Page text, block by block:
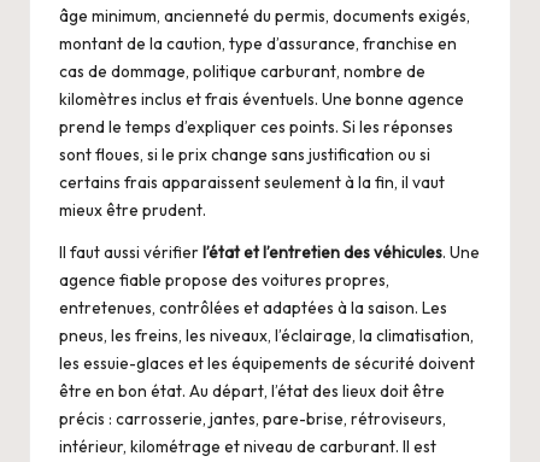
âge minimum, ancienneté du permis, documents exigés,
montant de la caution, type d’assurance, franchise en
cas de dommage, politique carburant, nombre de
kilomètres inclus et frais éventuels. Une bonne agence
prend le temps d’expliquer ces points. Si les réponses
sont floues, si le prix change sans justification ou si
certains frais apparaissent seulement à la fin, il vaut
mieux être prudent.
Il faut aussi vérifierl’état et l’entretien des véhicules. Une
agence fiable propose des voitures propres,
entretenues, contrôlées et adaptées à la saison. Les
pneus, les freins, les niveaux, l’éclairage, la climatisation,
les essuie-glaces et les équipements de sécurité doivent
être en bon état. Au départ, l’état des lieux doit être
précis : carrosserie, jantes, pare-brise, rétroviseurs,
intérieur, kilométrage et niveau de carburant. Il est